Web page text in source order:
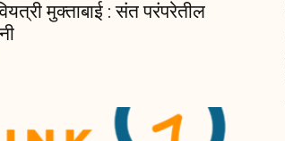
मुक्ताबाई : संत परंपरेतील